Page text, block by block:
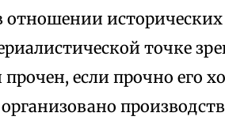
отноше­нии
точке
если прочно его